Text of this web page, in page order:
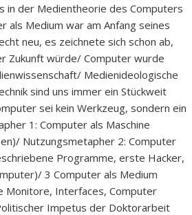
in der Medientheorie des Computers
als Medium war am Anfang seines
neu, es zeichnete sich schon ab,
Zukunft würde/ Computer wurde
Medienideologische
sind uns immer ein Stückweit
sei kein Werkzeug, sondern ein
1: Computer als Maschine
Nutzungsmetapher 2: Computer
Programme, erste Hacker,
3 Computer als Medium
Monitore, Interfaces, Computer
Impetus der Doktorarbeit